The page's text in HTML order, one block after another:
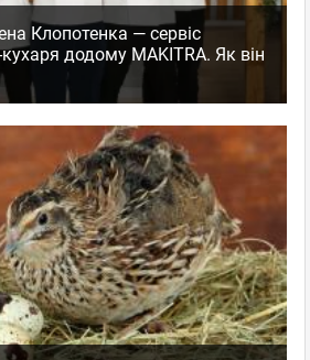
Клопотенка — сервіс
додому MAKITRA. Як він